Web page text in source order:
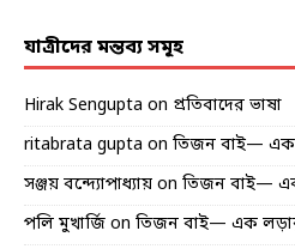
যাত্রীদের মন্তব্য সমূহ
Hirak Sengupta on প্রতিবাদের ভাষা
ritabrata gupta on তিজন বাই— এক
সঞ্জয় বন্দ্যোপাধ্যায় on তিজন বাই— এক
পলি মুখার্জি on তিজন বাই— এক লড়াকু